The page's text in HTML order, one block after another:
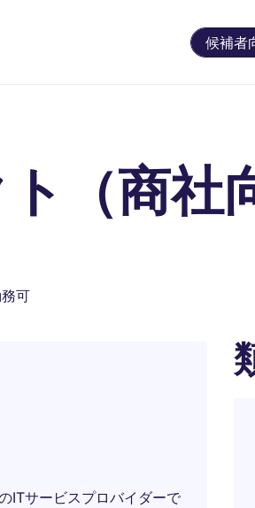
候補者
（商社
可
ITサービスプロバイダーで